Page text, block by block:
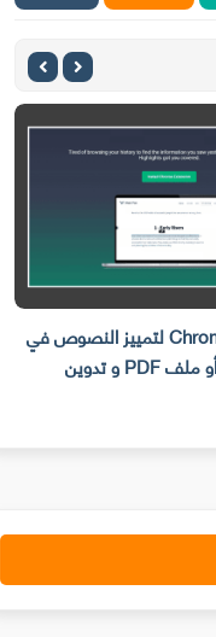
امتداد جوجل Chrome لتمييز النصوص في
أي صفحة ويب أو ملف PDF و تدوين